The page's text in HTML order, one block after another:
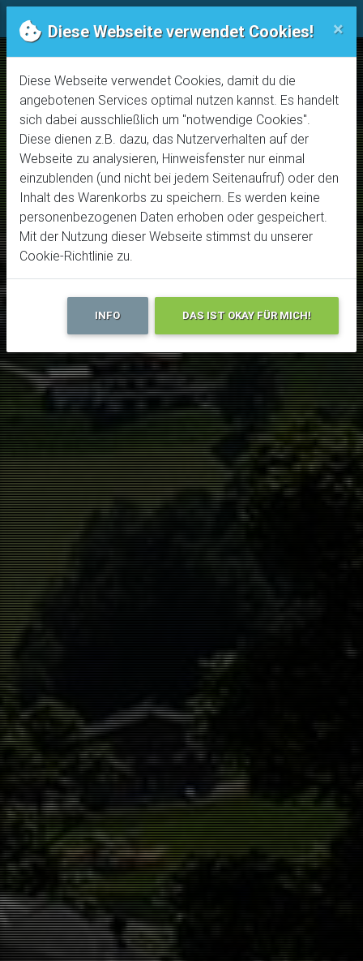
Trails! Der online Bike-Guide
Diese Webseite verwendet Cookies! ×
Diese Webseite verwendet Cookies, damit du die
angebotenen Services optimal nutzen kannst. Es handelt
sich dabei ausschließlich um "notwendige Cookies".
Diese dienen z.B. dazu, das Nutzerverhalten auf der
Webseite zu analysieren, Hinweisfenster nur einmal
einzublenden (und nicht bei jedem Seitenaufruf) oder den
Inhalt des Warenkorbs zu speichern. Es werden keine
personenbezogenen Daten erhoben oder gespeichert.
Mit der Nutzung dieser Webseite stimmst du unserer
Cookie-Richtlinie zu.
INFO DAS IST OKAY FÜR MICH!